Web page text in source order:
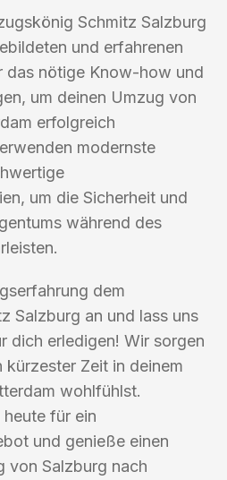
Schmitz Salzburg
und erfahrenen
das nötige Know-how und
um deinen Umzug von
erfolgreich
modernste
um die Sicherheit und
während des
dem
Salzburg an und lass uns
dich erledigen! Wir sorgen
Zeit in deinem
wohlfühlst.
heute für ein
und genieße einen
von Salzburg nach